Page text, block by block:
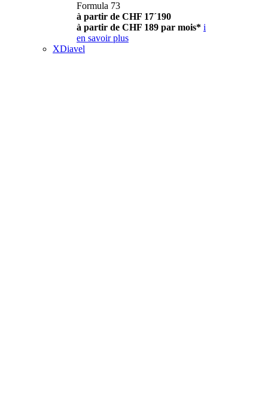
Formula 73
à partir de CHF 17´190
à partir de CHF 189 par mois* i
en savoir plus
XDiavel